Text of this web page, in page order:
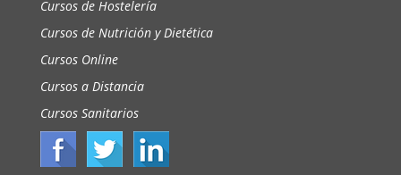
Cursos de Hostelería
Cursos de Nutrición y Dietética
Cursos Online
Cursos a Distancia
Cursos Sanitarios